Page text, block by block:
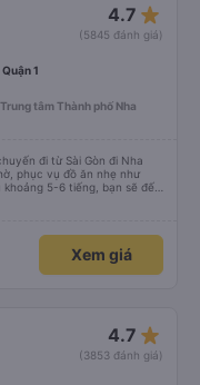
4.7 star_rate
(5845 đánh giá)
1
tâm Thành phố Nha
đi từ Sài Gòn đi Nha
phục vụ đồ ăn nhẹ như
5-6 tiếng, bạn sẽ đến
đưa đón miễn phí, tuy
để được hỗ trợ tìm xe đưa
mời bạn đi xe bên ngoài.
kiểu cabin với thiết kế
giá này sẽ giúp ích cho
Xem giá
4.7 star_rate
(3853 đánh giá)